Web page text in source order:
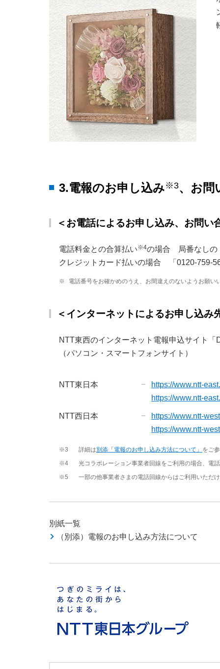
3.電報のお申し込み※3、お問
＜お電話によるお申し込み、お問い
電話料金との合算払い※4の場合 局番なしの
クレジットカード払いの場合 「0120-759-
※ 電話番号をお確かめのうえ、お間違えのないようお願い
＜インターネットによるお申し込み
NTT東西のインターネット電報申込サイト「
（パソコン・スマートフォンサイト）
NTT東日本
https://www.ntt-
https://www.ntt-
NTT西日本
https://www.ntt-
https://www.ntt-
※3 詳細は別添「電報のお申し込み方法について」 をご
※4
光コラボレーション事業者回線をご利用の場合、電
※5
一部の他事業者さまの電話回線からはご利用いただ
別紙一覧
（別添）電報のお申し込み方法について